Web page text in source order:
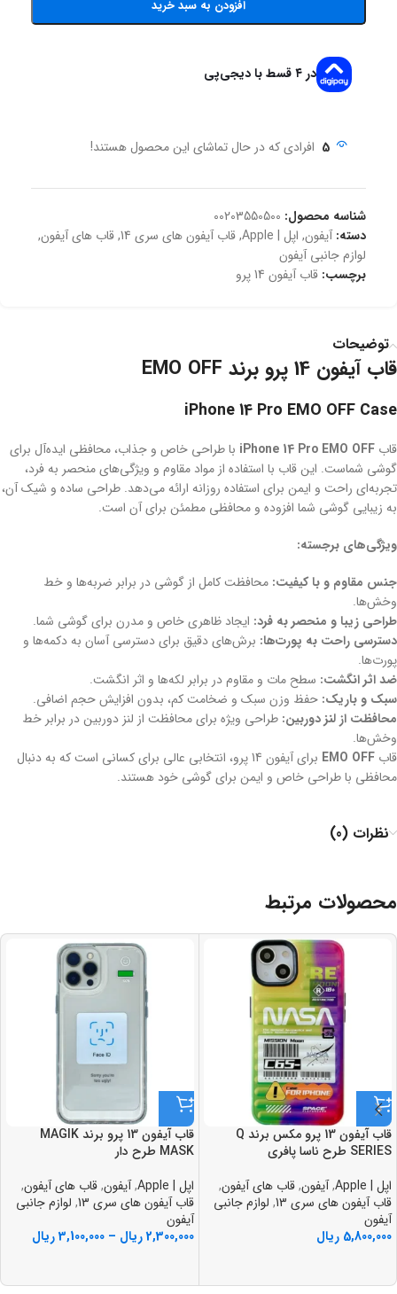
افزودن به سبد خرید
در ۴ قسط با دیجی‌پی
5 افرادی که در حال تماشای این محصول هستند!
شناسه محصول: 00203550500
دسته: آیفون, اپل | Apple ,قاب آیفون های سری 14 ,قاب های آیفون,
لوازم جانبی آیفون
برچسب: قاب آیفون 14 پرو
توضیحات
قاب آیفون 14 پرو برند EMO OFF
iPhone 14 Pro EMO OFF Case
قاب iPhone 14 Pro EMO OFF با طراحی خاص و جذاب، محافظی ایده‌آل برای
گوشی شماست. این قاب با استفاده از مواد مقاوم و ویژگی‌های منحصر به فرد،
تجربه‌ای راحت و ایمن برای استفاده روزانه ارائه می‌دهد. طراحی ساده و شیک آن،
به زیبایی گوشی شما افزوده و محافظی مطمئن برای آن است.
ویژگی‌های برجسته:
جنس مقاوم و با کیفیت: محافظت کامل از گوشی در برابر ضربه‌ها و خط‌
وخش‌ها.
طراحی زیبا و منحصر به فرد: ایجاد ظاهری خاص و مدرن برای گوشی شما.
دسترسی راحت به پورت‌ها: برش‌های دقیق برای دسترسی آسان به دکمه‌ها و
پورت‌ها.
ضد اثر انگشت: سطح مات و مقاوم در برابر لکه‌ها و اثر انگشت.
سبک و باریک: حفظ وزن سبک و ضخامت کم، بدون افزایش حجم اضافی.
محافظت از لنز دوربین: طراحی ویژه برای محافظت از لنز دوربین در برابر خط‌
وخش‌ها.
قاب EMO OFF
برای آیفون 14 پرو، انتخابی عالی برای کسانی است که به دنبال
محافظی با طراحی خاص و ایمن برای گوشی خود هستند.
نظرات (0)
محصولات مرتبط
قاب آيفون 13 پرو مکس برند Q
SERIES طرح ناسا پافري
اپل | Apple
,آیفون,قاب های آیفون,
قاب آیفون های سری 13
, لوازم جانبی
آیفون
5,800,000 ریال
قاب آيفون 13 پرو برند MAGIK
MASK طرح دار
اپل | Apple
,آیفون,قاب های آیفون,
قاب آیفون های سری 13
, لوازم جانبی
آیفون
2,300,000ریال –
3,100,000ریال